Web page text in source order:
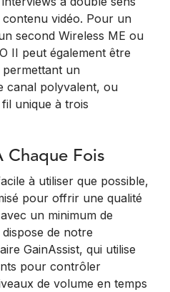
vidéo. Pour un
second Wireless ME ou
II peut également être
un
canal polyvalent, ou
unique à trois
Chaque Fois
à utiliser que possible,
pour offrir une qualité
un minimum de
de notre
GainAssist, qui utilise
pour contrôler
de volume en temps